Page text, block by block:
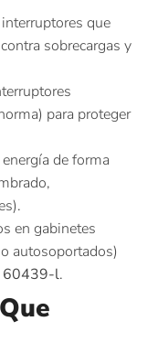
que
sobrecargas y
para proteger
de forma
en gabinetes
autosoportados)
60439-l.